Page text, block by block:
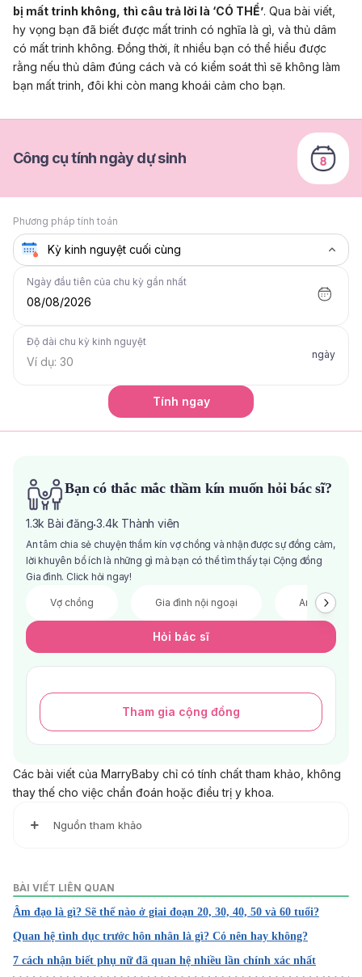
bị mất trinh không, thì câu trả lời là ‘CÓ THỂ’. Qua bài viết,
hy vọng bạn đã biết được mất trinh có nghĩa là gì, và thủ dâm
có mất trinh không. Đồng thời, ít nhiều bạn có thể hiểu được
rằng nếu thủ dâm đúng cách và có kiểm soát thì sẽ không làm
bạn mất trinh, đôi khi còn mang khoái cảm cho bạn.
Công cụ tính ngày dự sinh
Phương pháp tính toán
Ngày đầu tiên của chu kỳ gần nhất
08/08/2026
Độ dài chu kỳ kinh nguyệt
ngày
Tính ngay
Bạn có thắc mắc thầm kín muốn hỏi bác sĩ?
1.3k Bài đăng·3.4k Thành viên
An tâm chia sẻ chuyện thầm kín vợ chồng và nhận được sự đồng cảm,
lời khuyên bổ ích là những gì mà bạn có thể tìm thấy tại Cộng đồng
Gia đình. Click hỏi ngay!
Vợ chồng Gia đình nội ngoại Anh chị em
Hỏi bác sĩ
Tham gia cộng đồng
Các bài viết của MarryBaby chỉ có tính chất tham khảo, không
thay thế cho việc chẩn đoán hoặc điều trị y khoa.
Nguồn tham khảo
https://www.plannedparenthood.org/learn/teens/ask-
experts/i-cant-find-my-hymen-did-i-lose-it-during-
masturbation
Truy cập ngày 30/09/2022
2. Can a Doctor Tell if You’ve Been Masturbating?
BÀI VIẾT LIÊN QUAN
Âm đạo là gì? Sẽ thế nào ở giai đoạn 20, 30, 40, 50 và 60 tuổi?
Quan hệ tình dục trước hôn nhân là gì? Có nên hay không?
7 cách nhận biết phụ nữ đã quan hệ nhiều lần chính xác nhất